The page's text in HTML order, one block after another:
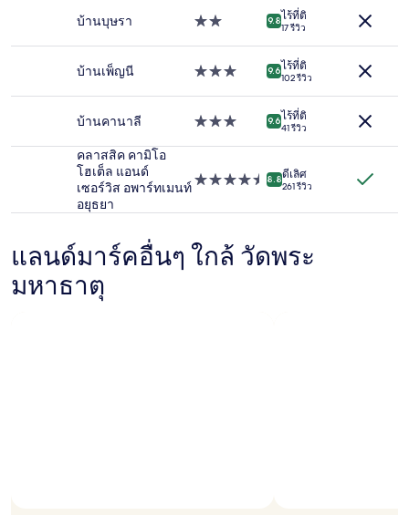
เข้า
คน
จำนวน
อาจ
เปลี่ยนแปลง
อาจ
มี
บ้านบุษรา
ที่พัก
9.8ไร้ที่ติ
17 รีวิว
บ้านเพ็ญนี
ที่พัก
9.6ไร้ที่ติ
102 รีวิว
บ้านคานาลี
ที่พัก
9.6ไร้ที่ติ
41 รีวิว
คลาสสิค คามิโอ
โฮเต็ล แอนด์
เซอร์วิส อพาร์ทเมนท์
อยุธยา
ที่พัก
ดาว
8.8ดีเลิศ
261 รีวิว
แลนด์มาร์คอื่นๆ ใกล้ วัดพระ
มหาธาตุ